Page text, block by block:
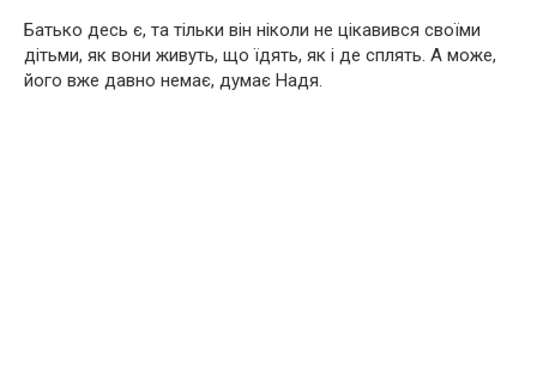
Батько десь є, та тільки він ніколи не цікавився своїми
дітьми, як вони живуть, що їдять, як і де сплять. А може,
його вже давно немає, думає Надя.